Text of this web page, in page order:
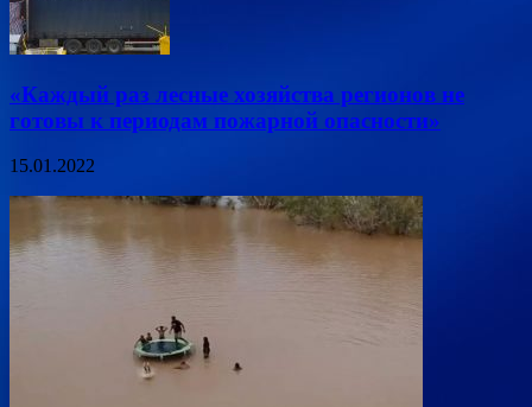
«Каждый раз лесные хозяйства регионов не
готовы к периодам пожарной опасности»
15.01.2022